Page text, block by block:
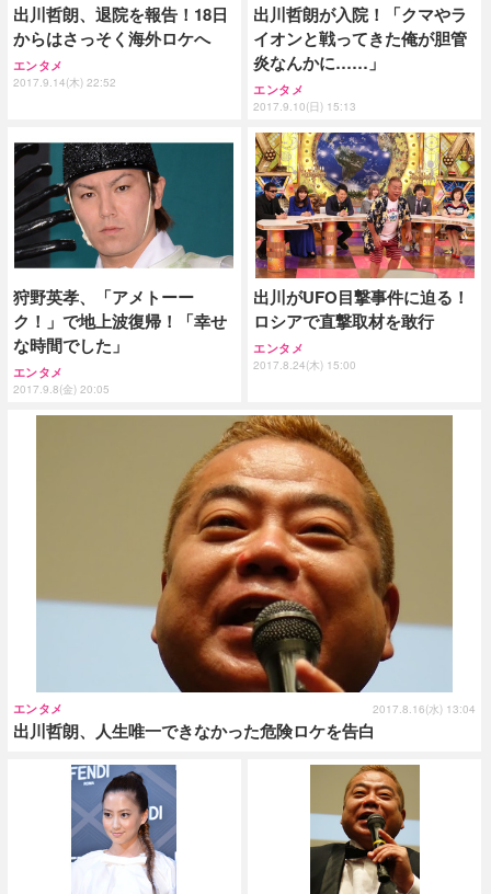
出川哲朗、退院を報告！18日
からはさっそく海外ロケへ
エンタメ
2017.9.14(木) 22:52
出川哲朗が入院！「クマやラ
イオンと戦ってきた俺が胆管
炎なんかに……」
エンタメ
2017.9.10(日) 15:13
狩野英孝、「アメトーー
ク！」で地上波復帰！「幸せ
な時間でした」
エンタメ
2017.9.8(金) 20:05
出川がUFO目撃事件に迫る！
ロシアで直撃取材を敢行
エンタメ
2017.8.24(木) 15:00
出川哲朗、人生唯一できなかった危険ロケを告白
エンタメ 2017.8.16(水) 13:04